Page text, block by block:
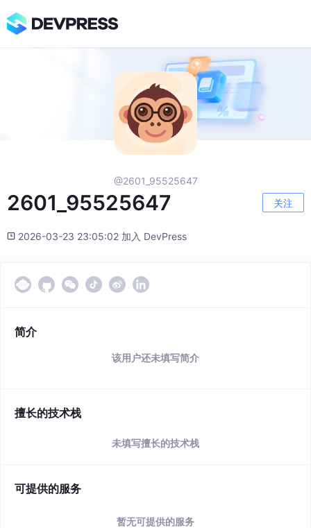
@2601_95525647
2601_95525647 关注
2026-03-23 23:05:02 加入 DevPress
简介
该用户还未填写简介
擅长的技术栈
未填写擅长的技术栈
可提供的服务
暂无可提供的服务